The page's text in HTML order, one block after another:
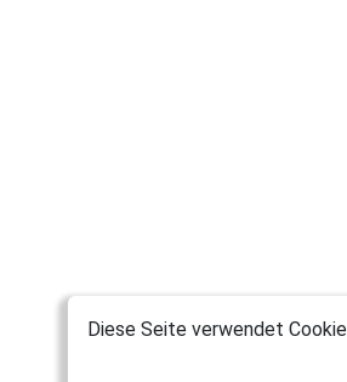
Diese Seite verwendet